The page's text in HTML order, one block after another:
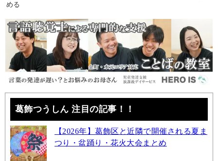
める
葛飾つうしん 注目の記事！！
【2026年】葛飾区と近隣で開催される夏ま
つり・盆踊り・花火大会まとめ